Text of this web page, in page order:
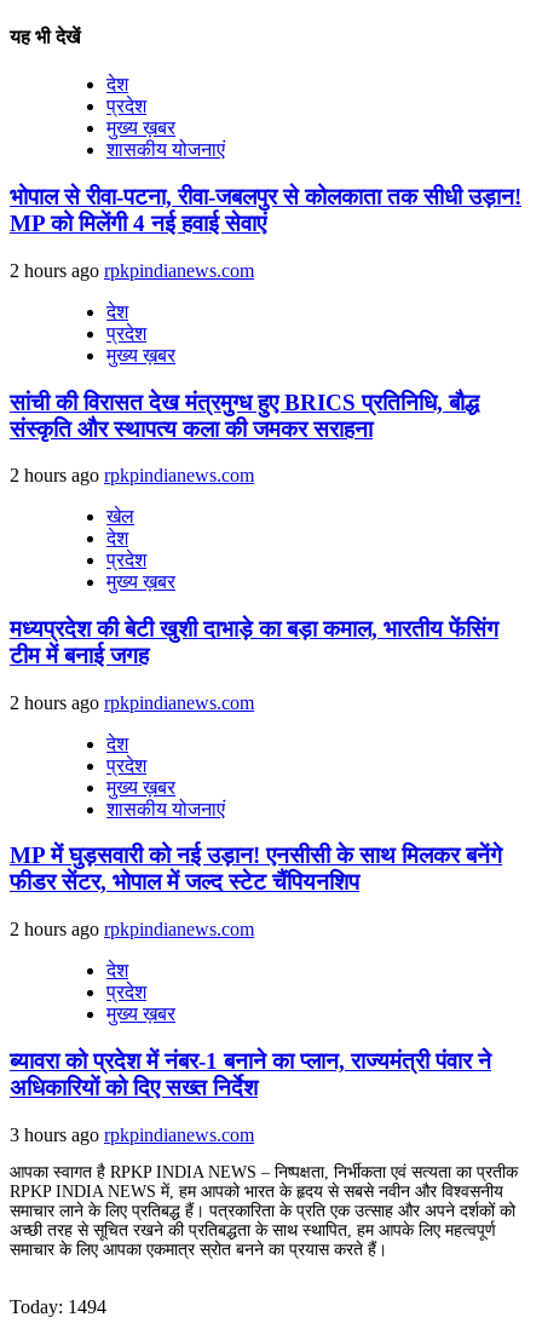
यह भी देखें
देश
प्रदेश
मुख्य ख़बर
शासकीय योजनाएं
भोपाल से रीवा-पटना, रीवा-जबलपुर से कोलकाता तक सीधी उड़ान!
MP को मिलेंगी 4 नई हवाई सेवाएं
2 hours ago rpkpindianews.com
देश
प्रदेश
मुख्य ख़बर
सांची की विरासत देख मंत्रमुग्ध हुए BRICS प्रतिनिधि, बौद्ध
संस्कृति और स्थापत्य कला की जमकर सराहना
2 hours ago rpkpindianews.com
खेल
देश
प्रदेश
मुख्य ख़बर
मध्यप्रदेश की बेटी खुशी दाभाड़े का बड़ा कमाल, भारतीय फेंसिंग
टीम में बनाई जगह
2 hours ago rpkpindianews.com
देश
प्रदेश
मुख्य ख़बर
शासकीय योजनाएं
MP में घुड़सवारी को नई उड़ान! एनसीसी के साथ मिलकर बनेंगे
फीडर सेंटर, भोपाल में जल्द स्टेट चैंपियनशिप
2 hours ago rpkpindianews.com
देश
प्रदेश
मुख्य ख़बर
ब्यावरा को प्रदेश में नंबर-1 बनाने का प्लान, राज्यमंत्री पंवार ने
अधिकारियों को दिए सख्त निर्देश
3 hours ago rpkpindianews.com
आपका स्वागत है RPKP INDIA NEWS – निष्पक्षता, निर्भीकता एवं सत्यता का प्रतीक
RPKP INDIA NEWS में, हम आपको भारत के हृदय से सबसे नवीन और विश्वसनीय
समाचार लाने के लिए प्रतिबद्ध हैं। पत्रकारिता के प्रति एक उत्साह और अपने दर्शकों को
अच्छी तरह से सूचित रखने की प्रतिबद्धता के साथ स्थापित, हम आपके लिए महत्वपूर्ण
समाचार के लिए आपका एकमात्र स्रोत बनने का प्रयास करते हैं।
Today: 1494